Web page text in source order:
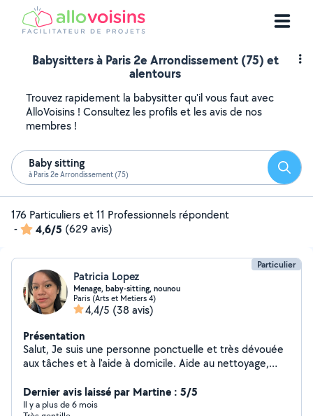
Babysitters à Paris 2e Arrondissement (75) et
alentours
Trouvez rapidement la babysitter qu'il vous faut avec
AlloVoisins ! Consultez les profils et les avis de nos
membres !
Baby sitting
à Paris 2e Arrondissement (75)
176 Particuliers et 11 Professionnels répondent
-
4,6/5 (629 avis)
Particulier
Patricia Lopez
Menage, baby-sitting, nounou
Paris (Arts et Metiers 4)
4,4/5 (38 avis)
Présentation
Salut, Je suis une personne ponctuelle et très dévouée
aux tâches et à l'aide à domicile. Aide au nettoyage,
de l'expérience dans les soins à domicile et le nettoyage
de locations Airbnb, services pour lesquels je suis très
Dernier avis laissé par Martine : 5/5
Il y a plus de 6 mois